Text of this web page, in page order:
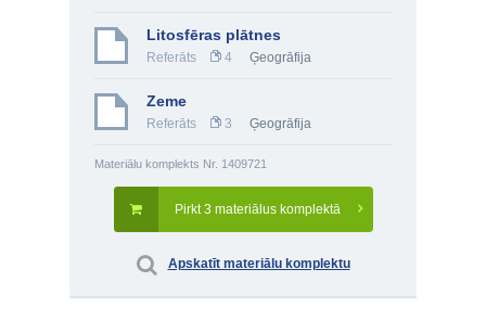
Litosfēras plātnes
Referāts 4 Ģeogrāfija
Zeme
Referāts 3 Ģeogrāfija
Materiālu komplekts Nr. 1409721
Pirkt 3 materiālus komplektā
Apskatīt materiālu komplektu